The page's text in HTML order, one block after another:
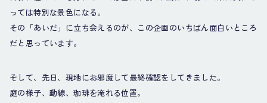
っては特別な景色になる。
その「あいだ」に立ち会えるのが、この企画のいちばん面白いところ
だと思っています。
そして、先日、現地にお邪魔して最終確認をしてきました。
庭の様子、動線、珈琲を淹れる位置。